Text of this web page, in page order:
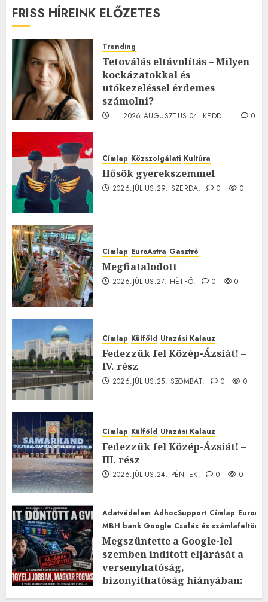
FRISS HÍREINK ELŐZETES
Trending
Tetoválás eltávolítás – Milyen
kockázatokkal és
utókezeléssel érdemes
számolni?
2026.AUGUSZTUS.04. KEDD.
0
Címlap Közszolgálati Kultúra
Hősök gyerekszemmel
2026.JÚLIUS.29. SZERDA. 0 0
Címlap EuroAstra Gasztró
Megfiatalodott
2026.JÚLIUS.27. HÉTFŐ. 0 0
Címlap Külföld Utazási Kalauz
Fedezzük fel Közép-Ázsiát! –
IV. rész
2026.JÚLIUS.25. SZOMBAT. 0 0
Címlap Külföld Utazási Kalauz
Fedezzük fel Közép-Ázsiát! –
III. rész
2026.JÚLIUS.24. PÉNTEK. 0 0
Adatvédelem AdhocSupport Címlap
MBH bank Google Csalás és
Megszüntette a Google-lel
szemben indított eljárását a
versenyhatóság,
bizonyíthatóság hiányában: